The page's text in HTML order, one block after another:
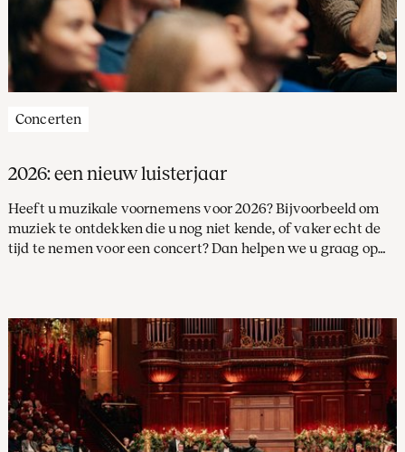
Concerten
2026: een nieuw luisterjaar
Heeft u muzikale voornemens voor 2026? Bijvoorbeeld om
muziek te ontdekken die u nog niet kende, of vaker echt de
tijd te nemen voor een concert? Dan helpen we u graag op